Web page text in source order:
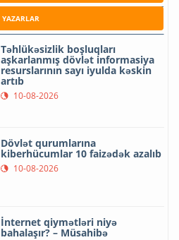
YAZARLAR
Təhlükəsizlik boşluqları
aşkarlanmış dövlət informasiya
resurslarının sayı iyulda kəskin
artıb
10-08-2026
Dövlət qurumlarına
kiberhücumlar 10 faizədək azalıb
10-08-2026
İnternet qiymətləri niyə
bahalaşır? – Müsahibə